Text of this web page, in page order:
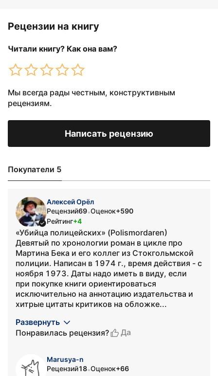
Рецензии на книгу
Читали книгу? Как она вам?
Мы всегда рады честным, конструктивным
рецензиям.
Написать рецензию
Покупатели 5
Алексей Орёл
Рецензий69•Оценок+590
Рейтинг+4
«Убийца полицейских» (Polismordaren)
Девятый по хронологии роман в цикле про
Мартина Бека и его коллег из Стокгольмской
полиции. Написан в 1974 г., время действия - с
ноября 1973. Даты надо иметь в виду, если
при покупке книги ориентироваться
исключительно на аннотацию издательства и
хитрые цитаты критиков на обложке...
Развернуть
Понравилась рецензия?
Да
Marusya-n
Рецензий18•Оценок+66